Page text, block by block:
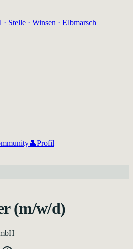
· Stelle · Winsen · Elbmarsch
👤Profil
(m/w/d)